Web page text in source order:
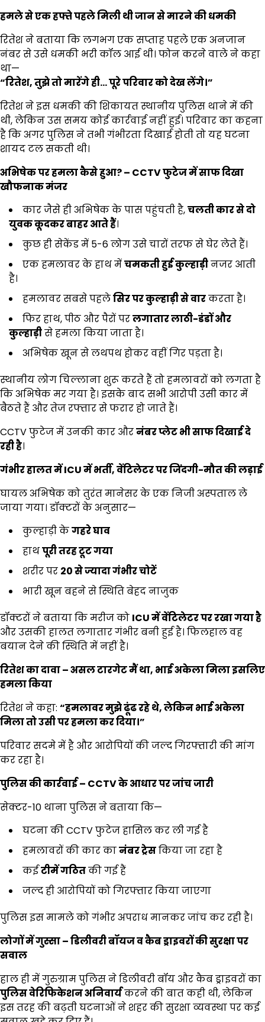
हमले से एक हफ्ते पहले मिली थी जान से मारने की धमकी
रितेश ने बताया कि लगभग एक सप्ताह पहले एक अनजान
नंबर से उसे धमकी भरी कॉल आई थी। फोन करने वाले ने कहा
था—
“रितेश,तुझे तो मारेंगे ही…पूरे परिवार को देख लेंगे।”
रितेश ने इस धमकी की शिकायत स्थानीय पुलिस थाने में की
थी, लेकिन उस समय कोई कार्रवाई नहीं हुई। परिवार का कहना
है कि अगर पुलिस ने तभी गंभीरता दिखाई होती तो यह घटना
शायद टल सकती थी।
अभिषेक पर हमला कैसे हुआ? – CCTVफुटेज में साफ दिखा
खौफनाक मंजर
कार जैसे ही अभिषेक के पास पहुंचती है,चलती कार से दो
युवक कूदकर बाहर आते हैं।
कुछ ही सेकेंड में 5-6 लोग उसे चारों तरफ से घेर लेते हैं।
एक हमलावर के हाथ मेंचमकती हुई कुल्हाड़ीनजर आती
है।
हमलावर सबसे पहलेसिर पर कुल्हाड़ी से वारकरता है।
फिर हाथ, पीठ और पैरों परलगातार लाठी-डंडों और
कुल्हाड़ीसे हमला किया जाता है।
अभिषेक खून से लथपथ होकर वहीं गिर पड़ता है।
स्थानीय लोग चिल्लाना शुरू करते हैं तो हमलावरों को लगता है
कि अभिषेक मर गया है। इसके बाद सभी आरोपी उसी कार में
बैठते हैं और तेज रफ्तार से फरार हो जाते हैं।
CCTV फुटेज में उनकी कार औरनंबर प्लेट भी साफ दिखाई दे
रही है।
गंभीर हालत मेंICUमें भर्ती,वेंटिलेटर पर जिंदगी-मौत की लड़ाई
घायल अभिषेक को तुरंत मानेसर के एक निजी अस्पताल ले
जाया गया। डॉक्टरों के अनुसार—
कुल्हाड़ी केगहरे घाव
हाथपूरी तरह टूट गया
शरीर पर 20से ज्यादा गंभीर चोटें
भारी खून बहने से स्थिति बेहद नाजुक
डॉक्टरों ने बताया कि मरीज को ICUमें वेंटिलेटर पर रखा गया है
और उसकी हालत लगातार गंभीर बनी हुई है। फिलहाल वह
बयान देने की स्थिति में नहीं है।
रितेश का दावा–असल टारगेट मैं था, भाई अकेला मिला इसलिए
हमला किया
रितेश ने कहा: “हमलावर मुझे ढूंढ रहे थे,लेकिन भाई अकेला
मिला तो उसी पर हमला कर दिया।”
परिवार सदमे में है और आरोपियों की जल्द गिरफ्तारी की मांग
कर रहा है।
पुलिस की कार्रवाई– CCTVके आधार पर जांच जारी
सेक्टर-10 थाना पुलिस ने बताया कि—
घटना की CCTV फुटेज हासिल कर ली गई है
हमलावरों की कार कानंबर ट्रेसकिया जा रहा है
कईटीमें गठितकी गई हैं
जल्द ही आरोपियों को गिरफ्तार किया जाएगा
पुलिस इस मामले को गंभीर अपराध मानकर जांच कर रही है।
लोगों में गुस्सा–डिलीवरी बॉयज व कैब ड्राइवरों की सुरक्षा पर
सवाल
हाल ही में गुरुग्राम पुलिस ने डिलीवरी बॉय और कैब ड्राइवरों का
पुलिस वेरिफिकेशन अनिवार्यकरने की बात कही थी, लेकिन
इस तरह की बढ़ती घटनाओं ने शहर की सुरक्षा व्यवस्था पर कई